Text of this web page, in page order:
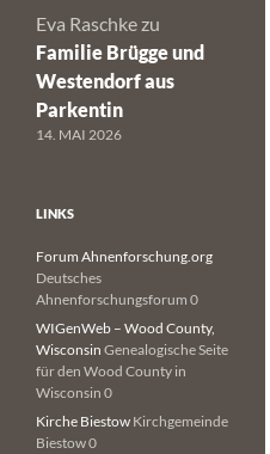
Eva Raschke zu
Familie Brügge und
Westendorf aus
Parkentin
14. MAI 2026
LINKS
Forum Ahnenforschung.org
Deutsches
Ahnenforschungsforum 0
WIGenWeb – Wood County,
Wisconsin Genealogische Seite
für den Wood County in
Wisconsin 0
Kirche Biestow Kirchgemeinde
Biestow 0